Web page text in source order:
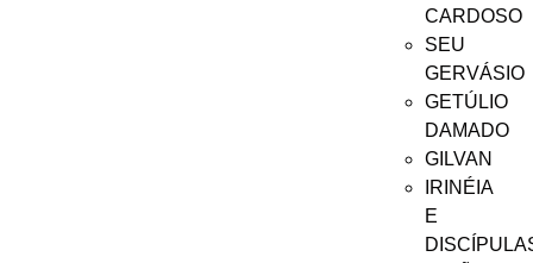
CARDOSO
SEU
GERVÁSIO
GETÚLIO
DAMADO
GILVAN
IRINÉIA
E